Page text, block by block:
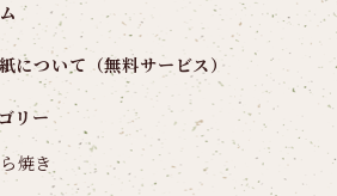
について（無料サービス）
リー
焼き